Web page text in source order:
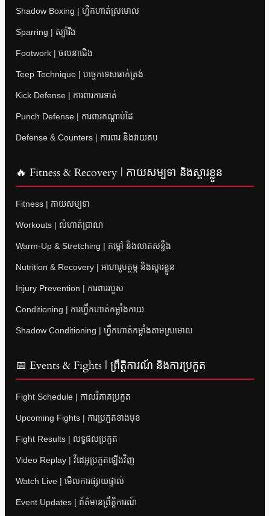
Shadow Boxing | ហ្វឹកហាត់ស្រមោល
Sparring | ស្ប៉ារីង
Footwork | ចលនាជើង
Teep Technique | បច្ចេកទេសធាក់ត្រង់
Kick Defense | ការពារការទាត់
Punch Defense | ការពារកណ្តាប់ដៃ
Defense & Counters | ការពារ និងវាយតប
🔥 Fitness & Recovery | កាយសម្បទា និងស្តារខ្លួន
Fitness | កាយសម្បទា
Workouts | លំហាត់ប្រាណ
Warm-Up & Stretching | កម្តៅ និងលាតសន្ធឹង
Nutrition & Recovery | អាហារូបត្ថម្ភ និងស្តារខ្លួន
Injury Prevention | ការពាររបួស
Conditioning | ការហ្វឹកហាត់កម្លាំងកាយ
Shadow Conditioning | ហ្វឹកហាត់កម្លាំងតាមស្រមោល
📅 Events & Fights | ព្រឹត្តិការណ៍ និងការប្រកួត
Fight Schedule | កាលវិភាគប្រកួត
Upcoming Fights | ការប្រកួតខាងមុខ
Fight Results | លទ្ធផលប្រកួត
Video Replay | វីដេអូប្រកួតឡើងវិញ
Watch Live | មើលការផ្សាយផ្ទាល់
Event Updates | ព័ត៌មានព្រឹត្តិការណ៍